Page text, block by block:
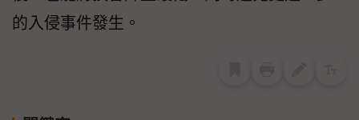
的入侵事件發生。